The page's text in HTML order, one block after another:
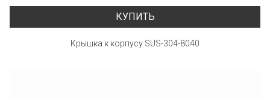
КУПИТЬ
Крышка к корпусу SUS-304-8040